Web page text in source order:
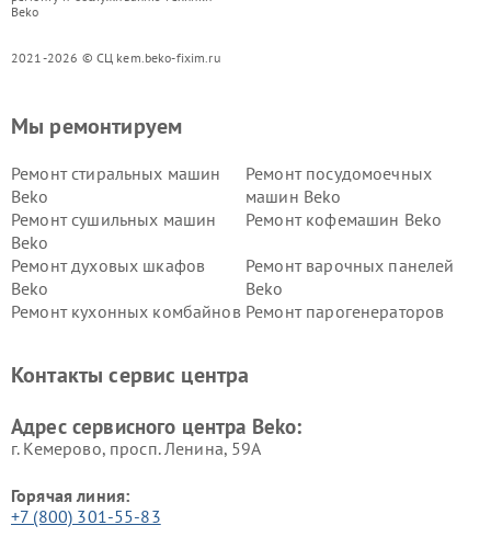
Beko
2021-2026 © СЦ kem.beko-fixim.ru
Мы ремонтируем
Ремонт стиральных машин
Beko
Ремонт посудомоечных
машин Beko
Ремонт сушильных машин
Beko
Ремонт кофемашин Beko
Ремонт духовых шкафов
Beko
Ремонт варочных панелей
Beko
Ремонт кухонных комбайнов Ремонт парогенераторов
Ремонт холодильников Beko Ремонт морозильных камер
Контакты сервис центра
Адрес сервисного центра Beko:
г. Кемерово, просп. Ленина, 59А
Горячая линия:
+7 (800) 301-55-83